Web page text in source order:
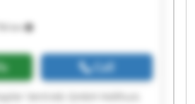
km
Call
Vertrieb GmbH Holthuis